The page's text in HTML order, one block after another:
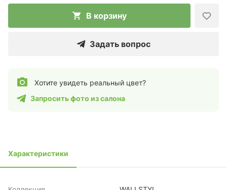
В корзину
Задать вопрос
Хотите увидеть реальный цвет?
Запросить фото из салона
Характеристики